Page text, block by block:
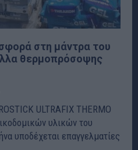
στη μάντρα του
θερμοπρόσοψης
ULTRAFIX THERMO
υποδέχεται επαγγελματίες